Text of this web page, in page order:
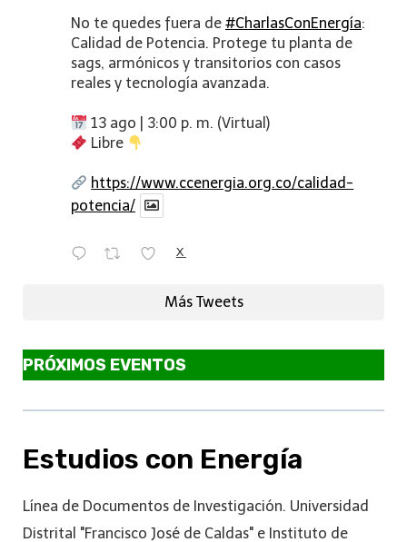
No te quedes fuera de #CharlasConEnergía:
Calidad de Potencia. Protege tu planta de
sags, armónicos y transitorios con casos
reales y tecnología avanzada.
13 ago | 3:00 p. m. (Virtual)
Libre
https://www.ccenergia.org.co/calidad-
potencia/
X
Más Tweets
PRÓXIMOS EVENTOS
Estudios con Energía
Línea de Documentos de Investigación. Universidad
Distrital "Francisco José de Caldas" e Instituto de